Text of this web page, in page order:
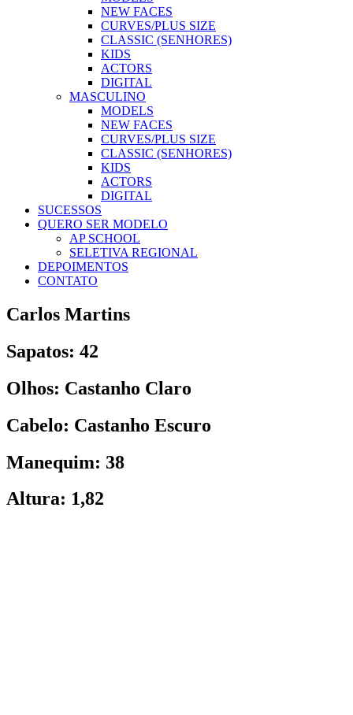
NEW FACES
CURVES/PLUS SIZE
CLASSIC (SENHORES)
KIDS
ACTORS
DIGITAL
MASCULINO
MODELS
NEW FACES
CURVES/PLUS SIZE
CLASSIC (SENHORES)
KIDS
ACTORS
DIGITAL
SUCESSOS
QUERO SER MODELO
AP SCHOOL
SELETIVA REGIONAL
DEPOIMENTOS
CONTATO
Carlos Martins
Sapatos: 42
Olhos: Castanho Claro
Cabelo: Castanho Escuro
Manequim: 38
Altura: 1,82